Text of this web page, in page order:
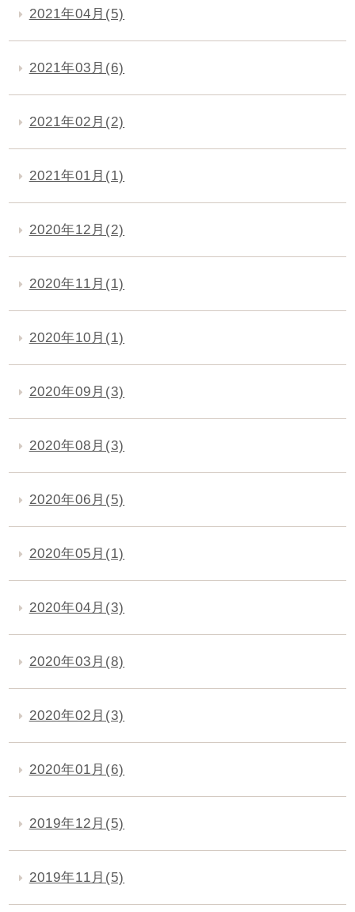
2021年04月(5)
2021年03月(6)
2021年02月(2)
2021年01月(1)
2020年12月(2)
2020年11月(1)
2020年10月(1)
2020年09月(3)
2020年08月(3)
2020年06月(5)
2020年05月(1)
2020年04月(3)
2020年03月(8)
2020年02月(3)
2020年01月(6)
2019年12月(5)
2019年11月(5)